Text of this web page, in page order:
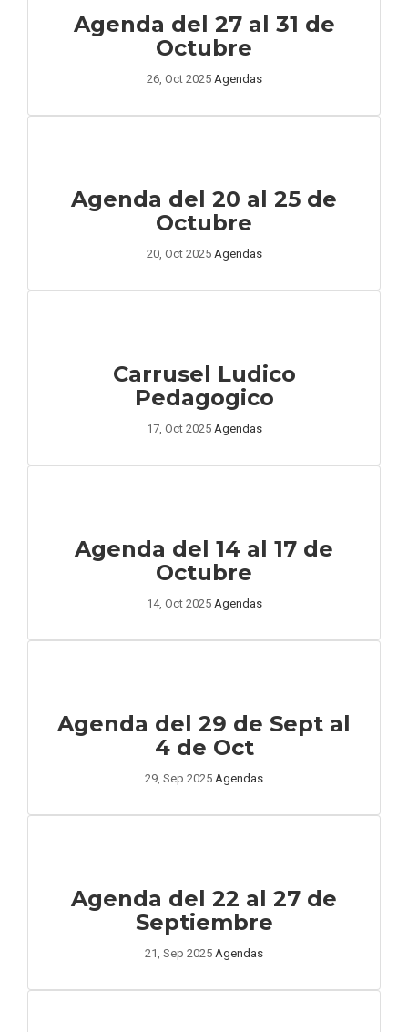
Agenda del 27 al 31 de
Octubre
26, Oct 2025 Agendas
Agenda del 20 al 25 de
Octubre
20, Oct 2025 Agendas
Carrusel Ludico
Pedagogico
17, Oct 2025 Agendas
Agenda del 14 al 17 de
Octubre
14, Oct 2025 Agendas
Agenda del 29 de Sept al
4 de Oct
29, Sep 2025 Agendas
Agenda del 22 al 27 de
Septiembre
21, Sep 2025 Agendas